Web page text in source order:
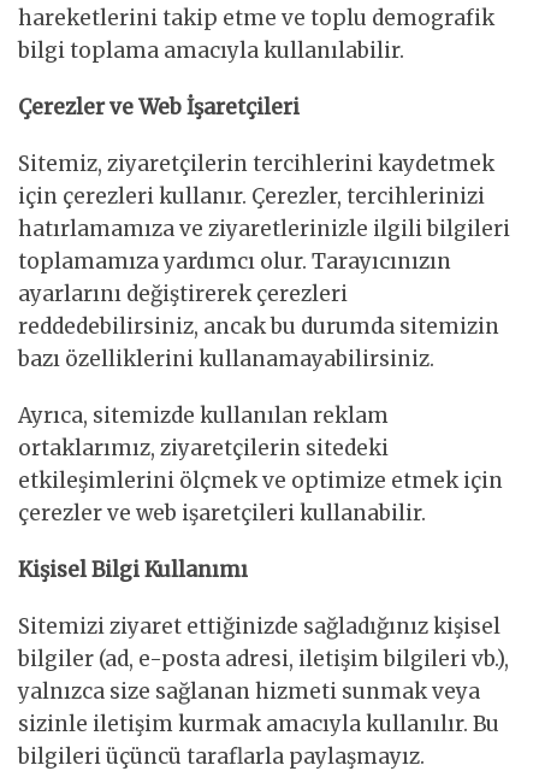
hareketlerini takip etme ve toplu demografik
bilgi toplama amacıyla kullanılabilir.
Çerezler ve Web İşaretçileri
Sitemiz, ziyaretçilerin tercihlerini kaydetmek
için çerezleri kullanır. Çerezler, tercihlerinizi
hatırlamamıza ve ziyaretlerinizle ilgili bilgileri
toplamamıza yardımcı olur. Tarayıcınızın
ayarlarını değiştirerek çerezleri
reddedebilirsiniz, ancak bu durumda sitemizin
bazı özelliklerini kullanamayabilirsiniz.
Ayrıca, sitemizde kullanılan reklam
ortaklarımız, ziyaretçilerin sitedeki
etkileşimlerini ölçmek ve optimize etmek için
çerezler ve web işaretçileri kullanabilir.
Kişisel Bilgi Kullanımı
Sitemizi ziyaret ettiğinizde sağladığınız kişisel
bilgiler (ad, e-posta adresi, iletişim bilgileri vb.),
yalnızca size sağlanan hizmeti sunmak veya
sizinle iletişim kurmak amacıyla kullanılır. Bu
bilgileri üçüncü taraflarla paylaşmayız.